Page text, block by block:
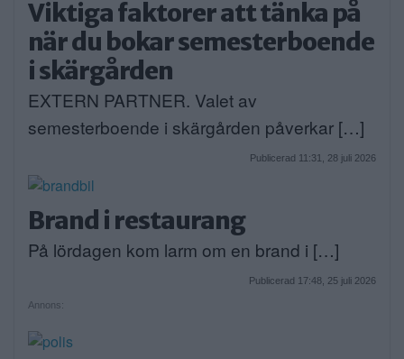
Viktiga faktorer att tänka på
när du bokar semesterboende
i skärgården
EXTERN PARTNER. Valet av
semesterboende i skärgården påverkar […]
Publicerad 11:31, 28 juli 2026
Brand i restaurang
På lördagen kom larm om en brand i […]
Publicerad 17:48, 25 juli 2026
Annons: